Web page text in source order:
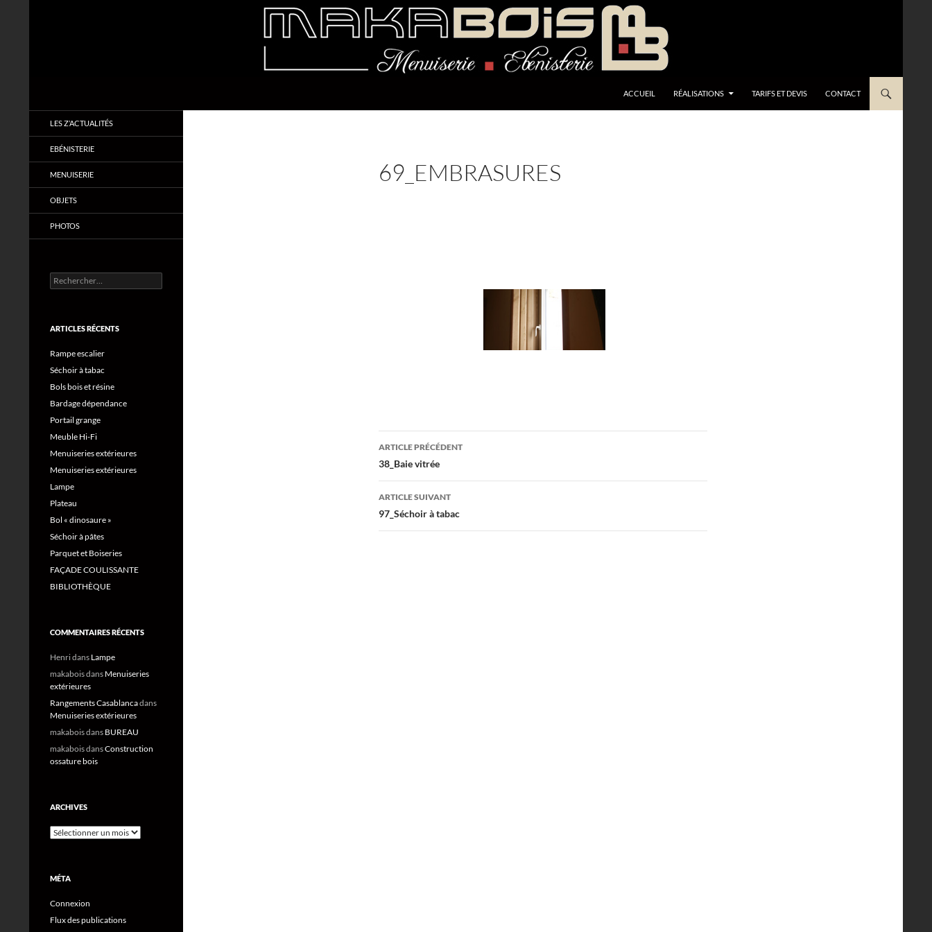
ACCUEIL RÉALISATIONS TARIFS ET DEVIS CONTACT
69_EMBRASURES
Navigation
des
articles
ARTICLE PRÉCÉDENT
38_Baie vitrée
ARTICLE SUIVANT
97_Séchoir à tabac
Menuiserie & Ebénisterie
LES Z’ACTUALITÉS
EBÉNISTERIE
MENUISERIE
OBJETS
PHOTOS
Rechercher :
ARTICLES RÉCENTS
Rampe escalier
Séchoir à tabac
Bols bois et résine
Bardage dépendance
Portail grange
Meuble Hi-Fi
Menuiseries extérieures
Menuiseries extérieures
Lampe
Plateau
Bol « dinosaure »
Séchoir à pâtes
Parquet et Boiseries
FAÇADE COULISSANTE
BIBLIOTHÈQUE
COMMENTAIRES RÉCENTS
Henridans Lampe
makaboisdans Menuiseries
extérieures
Rangements Casablancadans
Menuiseries extérieures
makaboisdans BUREAU
makaboisdansConstruction
ossature bois
ARCHIVES
Archives
MÉTA
Connexion
Flux des publications